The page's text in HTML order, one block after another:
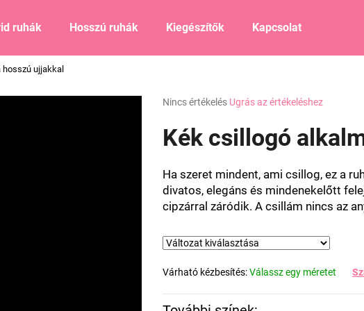
ruhák Hosszú ruhák Kiegészítők Kapcsolat
hosszú ujjakkal
A
átlagos
értékelése
0,0
csillag.
Nincs értékelés Ugrás az értékeléshez
Kék csillogó
Ha szeret mindent, ami csillog, ez a
divatos, elegáns és mindenekelőtt
cipzárral záródik. A csillám nincs az
Várható kézbesítés:Válassz egy méretet
Mit keres?
KERESÉS